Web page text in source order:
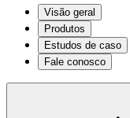
Visão geral
Produtos
Estudos de caso
Fale conosco